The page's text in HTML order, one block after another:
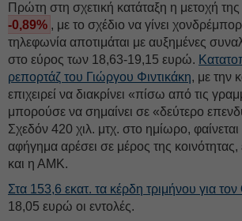
Πρώτη στη σχετική κατάταξη η μετοχή της
-0,89% , με το σχέδιο να γίνει
τηλεφωνία αποτιμάται με αυξημένες
στο εύρος των 18,63-19,15 ευρώ.
ρεπορτάζ του Γιώργου Φιντικάκη, με την
επιχειρεί να διακρίνει «πίσω από τις
μπορούσε να σημαίνει σε «δεύτερο
Σχεδόν 420 χιλ. μτχ. στο ημίωρο,
αφήγημα αρέσει σε μέρος της κοινότητας,
και η ΑΜΚ.
Στα 153,6 εκατ. τα κέρδη τριμήνου για τον
18,05 ευρώ οι εντολές.